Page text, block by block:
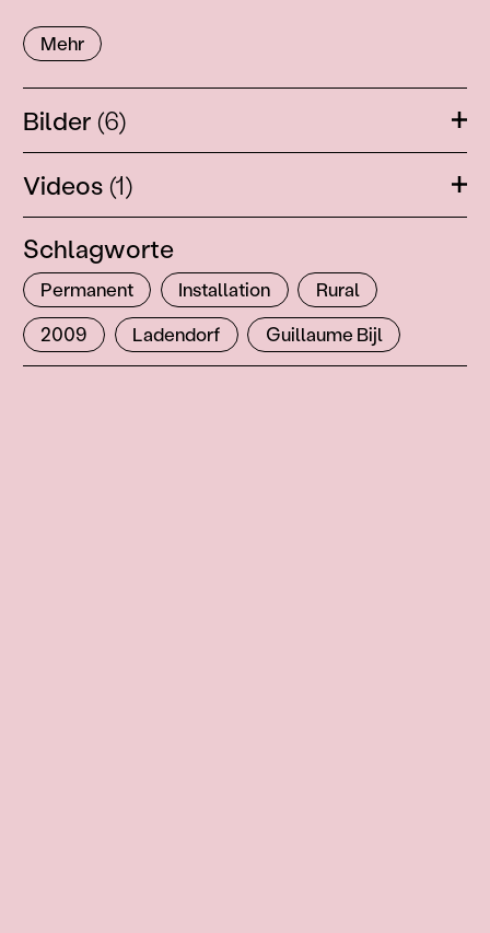
Mehr
Bilder (6)
Videos (1)
Schlagworte
Permanent Installation
Rural
2009
Ladendorf Guillaume Bijl